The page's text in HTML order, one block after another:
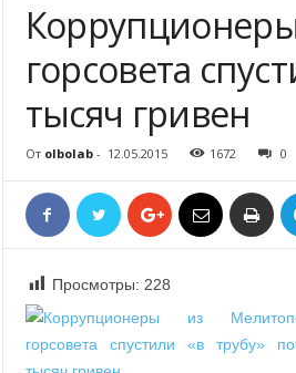
горсовета
тысяч гривен
От olbolab- 12.05.2015 1672 0
Просмотры: 228